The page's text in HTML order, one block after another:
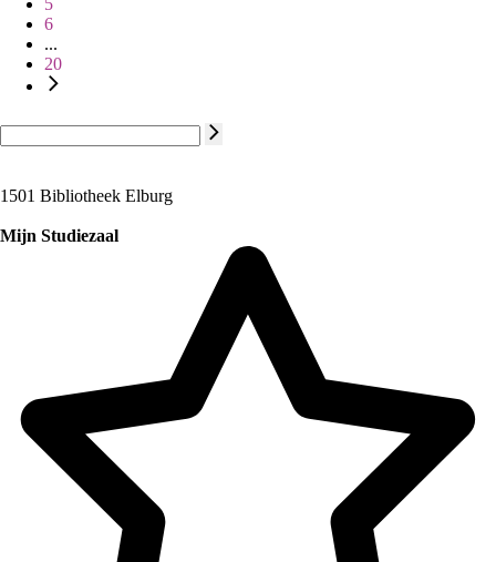
5
6
...
20
1501 Bibliotheek Elburg
Mijn Studiezaal